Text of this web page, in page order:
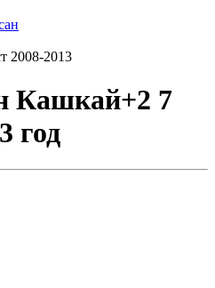
2008-2013
Кашкай+2 7
год